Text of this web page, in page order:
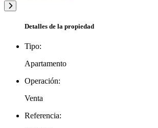
Detalles de la propiedad
Tipo:
Apartamento
Operación:
Venta
Referencia: